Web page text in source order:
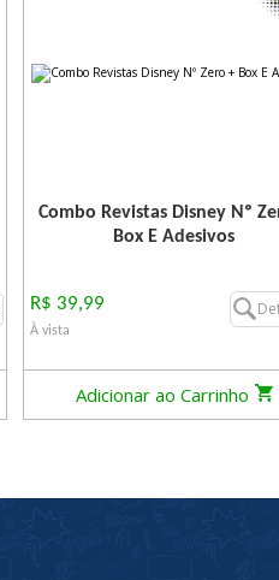
Combo Revistas Disney Nº
Box E Adesivos
R$ 39,99
À vista
Adicionar ao Carrinho